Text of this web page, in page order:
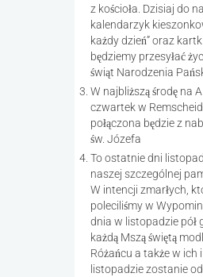
z kościoła. Dzisiaj do
kalendarzyk
każdy dzień” oraz
będziemy przesyłać
świąt Narodzenia
W najbliższą środę na
czwartek w
połączona będzie z
św. Józefa
To ostatnie dni
naszej szczególnej
W intencji zmarłych,
poleciliśmy w
dnia w listopadzie pół
każdą Mszą świętą
Różańcu a także w ich
listopadzie zostanie